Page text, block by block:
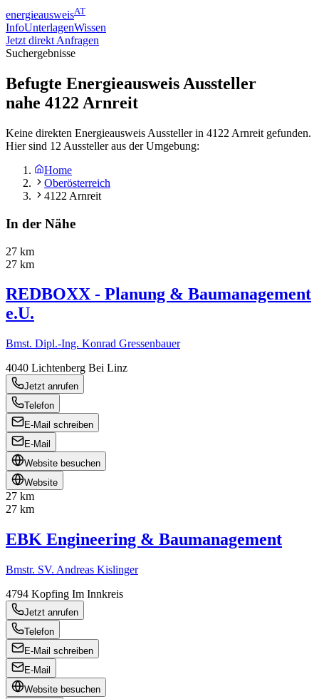
energieausweisAT
InfoUnterlagenWissen
Jetzt direkt Anfragen
Suchergebnisse
Befugte Energieausweis Aussteller
nahe 4122 Arnreit
Keine direkten Energieausweis Aussteller in 4122 Arnreit gefunden.
Hier sind 12 Aussteller aus der Umgebung:
Home
Oberösterreich
4122 Arnreit
In der Nähe
27 km
27 km
REDBOXX - Planung & Baumanagement
e.U.
Bmst. Dipl.-Ing. Konrad Gressenbauer
4040 Lichtenberg Bei Linz
Jetzt anrufen
Telefon
E-Mail schreiben
E-Mail
Website besuchen
Website
27 km
27 km
EBK Engineering & Baumanagement
Bmstr. SV. Andreas Kislinger
4794 Kopfing Im Innkreis
Jetzt anrufen
Telefon
E-Mail schreiben
E-Mail
Website besuchen